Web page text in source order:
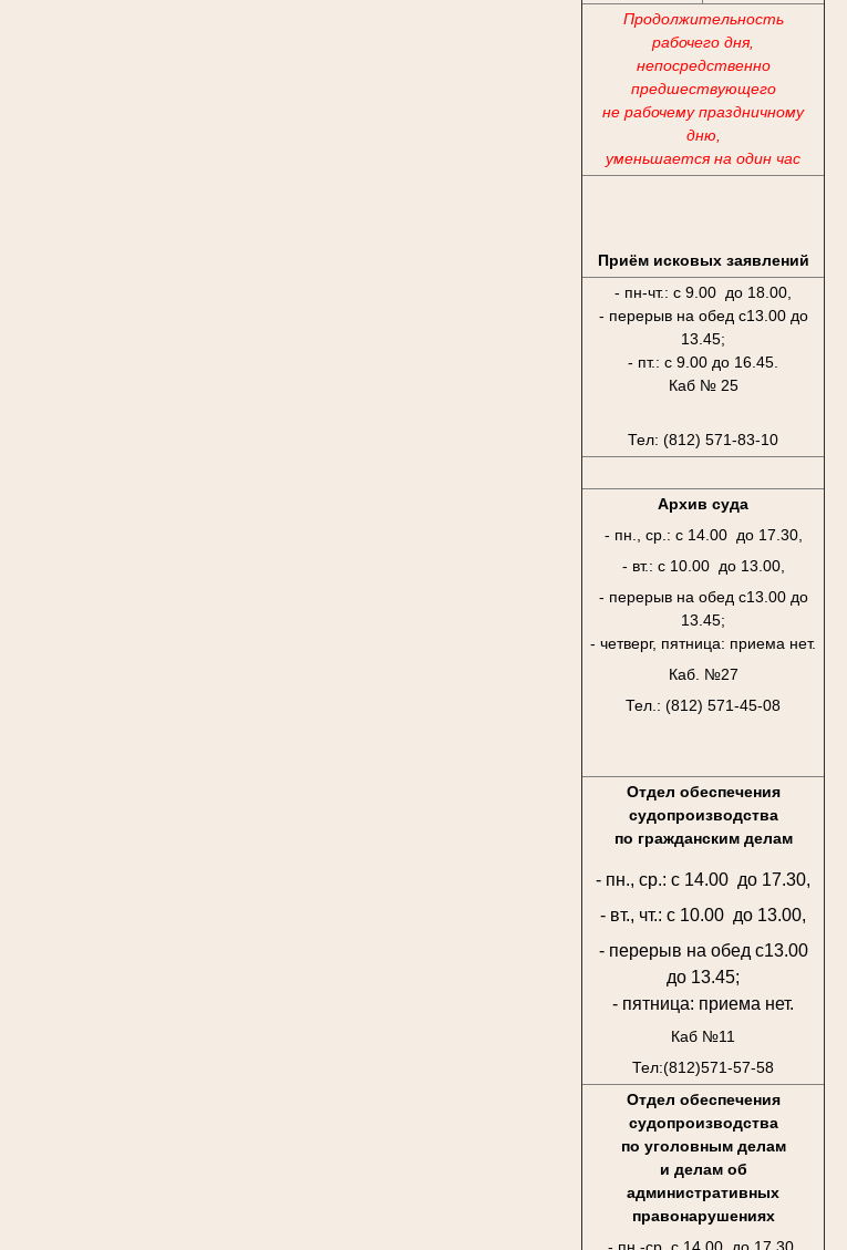
Продолжительность
рабочего дня,
непосредственно
предшествующего
не рабочему праздничному
дню,
уменьшается на один час
Приём исковых заявлений
- пн-чт.: с 9.00 до 18.00,
- перерыв на обед с13.00 до
13.45;
- пт.: с 9.00 до 16.45.
Каб № 25
Тел: (812) 571-83-10
Архив суда
- пн., ср.: с 14.00 до 17.30,
- вт.: с 10.00 до 13.00,
- перерыв на обед с13.00 до
13.45;
- четверг, пятница: приема нет.
Каб. №27
Тел.: (812) 571-45-08
Отдел обеспечения
судопроизводства
по гражданским делам
- пн., ср.: с 14.00 до 17.30,
- вт., чт.: с 10.00 до 13.00,
- перерыв на обед с13.00
до 13.45;
- пятница: приема нет.
Каб №11
Тел:(812)571-57-58
Отдел обеспечения
судопроизводства
по уголовным делам
и делам об
административных
правонарушениях